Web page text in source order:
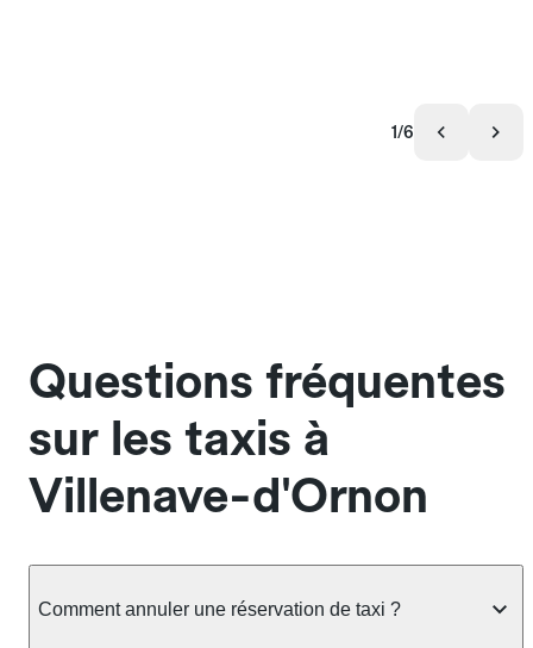
1/6
Questions fréquentes
sur les taxis à
Villenave-d'Ornon
Comment annuler une réservation de taxi ?